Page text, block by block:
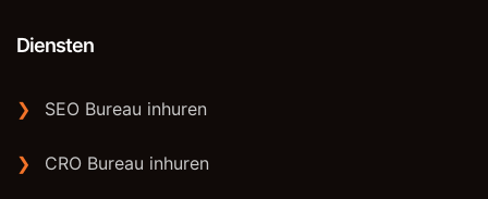
Diensten
❯ SEO Bureau inhuren
❯ CRO Bureau inhuren